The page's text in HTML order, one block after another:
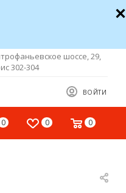
шоссе, 29,
302-304
ВОЙТИ
0 0 0